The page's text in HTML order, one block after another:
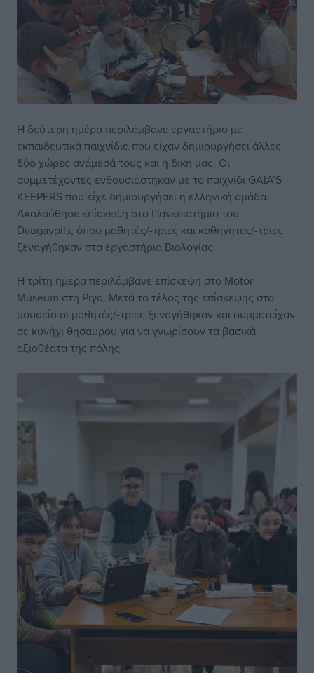
Η δεύτερη ημέρα περιλάμβανε εργαστήριο με
εκπαιδευτικά παιχνίδια που είχαν δημιουργήσει άλλες
δύο χώρες ανάμεσά τους και η δική μας. Οι
συμμετέχοντες ενθουσιάστηκαν με το παιχνίδι GAIA’S
KEEPERS που είχε δημιουργήσει η ελληνική ομάδα.
Ακολούθησε επίσκεψη στο Πανεπιστήμιο του
Daugavpils, όπου μαθητές/-τριες και καθηγητές/-τριες
ξεναγήθηκαν στα εργαστήρια Βιολογίας.
Η τρίτη ημέρα περιλάμβανε επίσκεψη στο Motor
Museum στη Ρίγα. Μετά το τέλος της επίσκεψης στο
μουσείο οι μαθητές/-τριες ξεναγήθηκαν και συμμετείχαν
σε κυνήγι θησαυρού για να γνωρίσουν τα βασικά
αξιοθέατα της πόλης.